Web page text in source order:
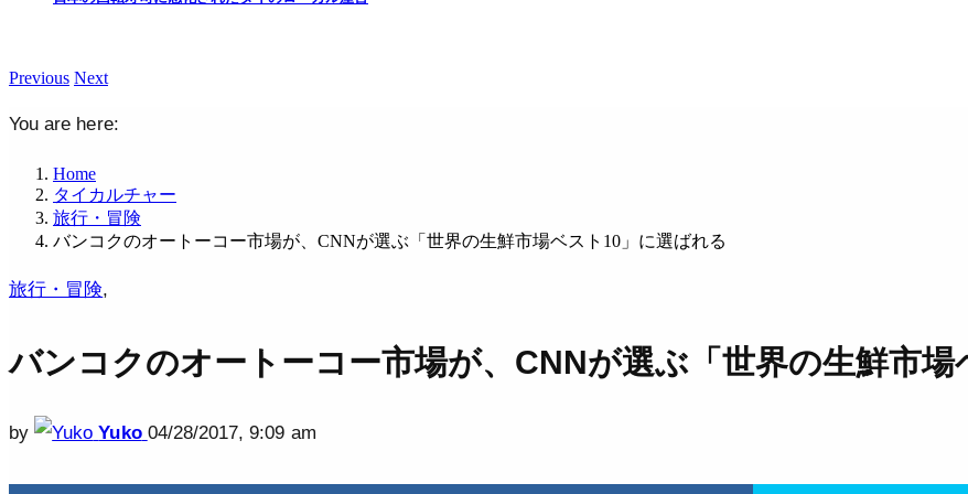
Previous Next
You are here:
Home
タイカルチャー
旅行・冒険
バンコクのオートーコー市場が、CNNが選ぶ「世界の生鮮市場ベスト10」に選ばれる
旅行・冒険,
バンコクのオートーコー市場が、CNNが選ぶ「世界の生鮮市
by Yuko 04/28/2017, 9:09 am